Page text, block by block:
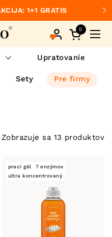
1+1 GRATIS
Otvorte
0
Upratovanie
Sety Pre firmy
Zobrazuje sa 13 produktov
prací gél
7 enzýmov
ultra koncentrovaný